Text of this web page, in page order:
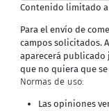
Contenido limitado
Para el envío de
campos solicitados.
aparecerá publicado
que no quiera que
Normas de uso:
Las opiniones